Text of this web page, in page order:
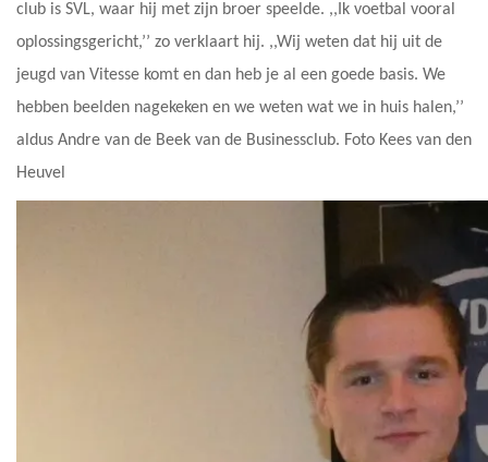
club is SVL, waar hij met zijn broer speelde. ,,Ik voetbal vooral
oplossingsgericht,’’ zo verklaart hij. ,,Wij weten dat hij uit de
jeugd van Vitesse komt en dan heb je al een goede basis. We
hebben beelden nagekeken en we weten wat we in huis halen,’’
aldus Andre van de Beek van de Businessclub. Foto Kees van den
Heuvel